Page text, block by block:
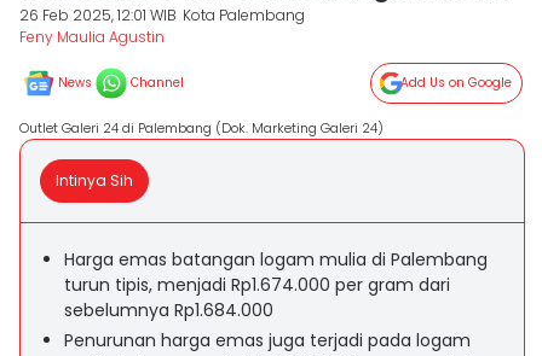
26 Feb 2025, 12:01 WIB Kota Palembang
Feny Maulia Agustin
News Channel Add Us on Google
Outlet Galeri 24 di Palembang (Dok. Marketing Galeri 24)
Intinya Sih
Harga emas batangan logam mulia di Palembang
turun tipis, menjadi Rp1.674.000 per gram dari
sebelumnya Rp1.684.000
Penurunan harga emas juga terjadi pada logam